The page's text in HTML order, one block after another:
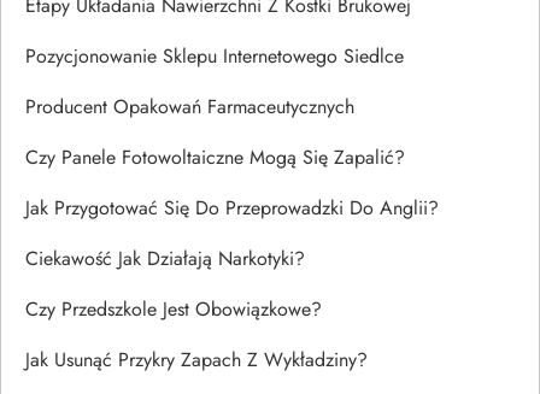
Pozycjonowanie Sklepu Internetowego Siedlce
Producent Opakowań Farmaceutycznych
Czy Panele Fotowoltaiczne Mogą Się Zapalić?
Jak Przygotować Się Do Przeprowadzki Do Anglii?
Ciekawość Jak Działają Narkotyki?
Czy Przedszkole Jest Obowiązkowe?
Jak Usunąć Przykry Zapach Z Wykładziny?